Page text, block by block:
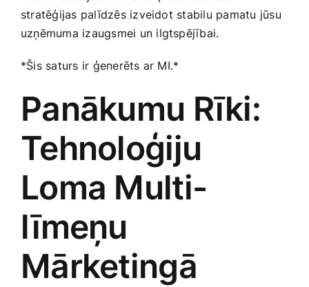
stratēģijas palīdzēs ‍izveidot ​stabilu pamatu jūsu
uzņēmuma izaugsmei un ilgtspējībai.
*Šis saturs ir ģenerēts ar MI.*
Panākumu Rīki:⁢
Tehnoloģiju
Loma Multi-
līmeņu
Mārketingā